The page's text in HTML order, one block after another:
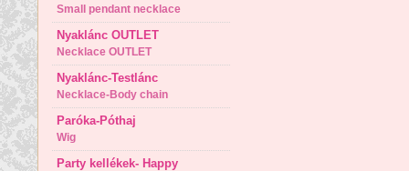
Small pendant necklace
Nyaklánc OUTLET
Necklace OUTLET
Nyaklánc-Testlánc
Necklace-Body chain
Paróka-Póthaj
Wig
Party kellékek- Happy